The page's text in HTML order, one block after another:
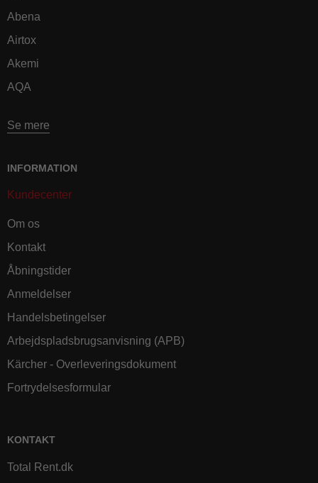
Abena
Airtox
Akemi
AQA
Se mere
INFORMATION
Kundecenter
Om os
Kontakt
Åbningstider
Anmeldelser
Handelsbetingelser
Arbejdspladsbrugsanvisning (APB)
Kärcher - Overleveringsdokument
Fortrydelsesformular
KONTAKT
Total Rent.dk